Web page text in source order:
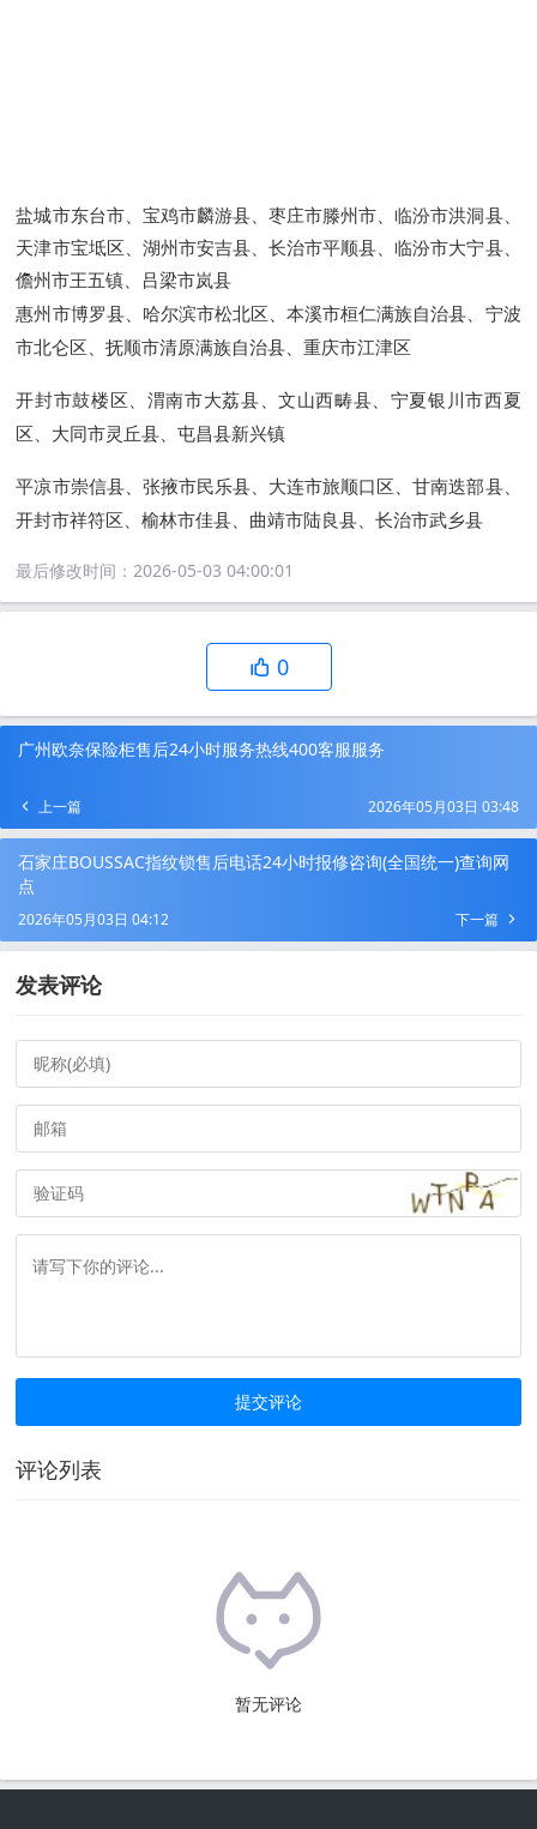
盐城市东台市、宝鸡市麟游县、枣庄市滕州市、临汾市洪洞县、
天津市宝坻区、湖州市安吉县、长治市平顺县、临汾市大宁县、
儋州市王五镇、吕梁市岚县
惠州市博罗县、哈尔滨市松北区、本溪市桓仁满族自治县、宁波
市北仑区、抚顺市清原满族自治县、重庆市江津区
开封市鼓楼区、渭南市大荔县、文山西畴县、宁夏银川市西夏
区、大同市灵丘县、屯昌县新兴镇
平凉市崇信县、张掖市民乐县、大连市旅顺口区、甘南迭部县、
开封市祥符区、榆林市佳县、曲靖市陆良县、长治市武乡县
最后修改时间：2026-05-03 04:00:01
0
广州欧奈保险柜售后24小时服务热线400客服服务
上一篇 2026年05月03日 03:48
石家庄BOUSSAC指纹锁售后电话24小时报修咨询(全国统一)查询网
点
下一篇
2026年05月03日 04:12
发表评论
评论列表
暂无评论